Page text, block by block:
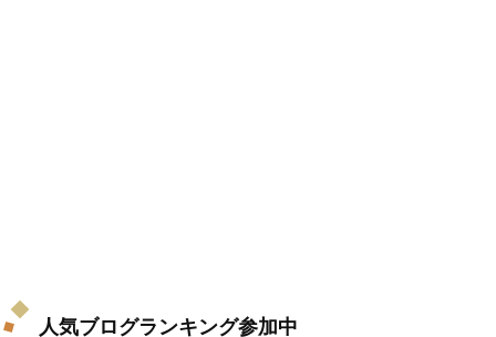
人気ブログランキング参加中